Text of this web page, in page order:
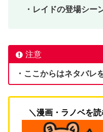
・レイドの登場シー
注意
・ここからはネタバレ
＼漫画・ラノベを